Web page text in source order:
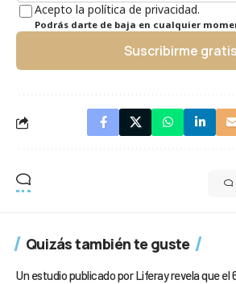
Acepto la política de privacidad.
Podrás darte de baja en cualquier
Suscribirme gratis
Quizás también te guste
Un estudio publicado por Liferay revela que el